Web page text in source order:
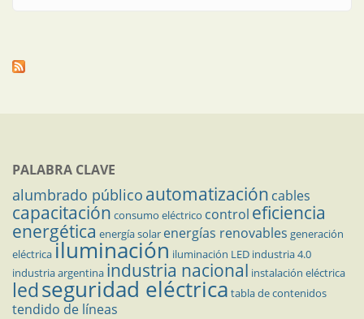
PALABRA CLAVE
alumbrado público automatización cables
capacitación consumo eléctrico control eficiencia
energética energía solar energías renovables generación
eléctricailuminación iluminación LED industria 4.0
industria argentina industria nacional instalación eléctrica
ledseguridad eléctrica tabla de contenidos
tendido de líneas